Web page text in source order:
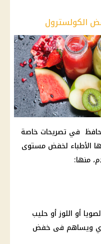
الكولسترول
في تصريحات خاصة
الأطباء لخفض مستوى
منها:
أو اللوز أو حليب
ويساهم فى خفض